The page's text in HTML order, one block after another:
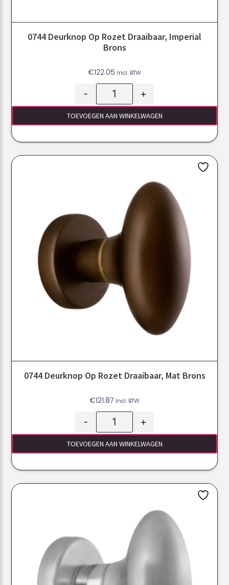
0744 Deurknop Op Rozet Draaibaar, Imperial
Brons
€122.05 Incl. BTW
- +
TOEVOEGEN AAN WINKELWAGEN
0744 Deurknop Op Rozet Draaibaar, Mat Brons
€121.87 Incl. BTW
- +
TOEVOEGEN AAN WINKELWAGEN